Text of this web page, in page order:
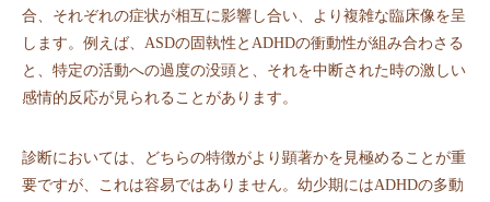
合、それぞれの症状が相互に影響し合い、より複雑な臨床像を呈
します。例えば、ASDの固執性とADHDの衝動性が組み合わさる
と、特定の活動への過度の没頭と、それを中断された時の激しい
感情的反応が見られることがあります。
診断においては、どちらの特徴がより顕著かを見極めることが重
要ですが、これは容易ではありません。幼少期にはADHDの多動